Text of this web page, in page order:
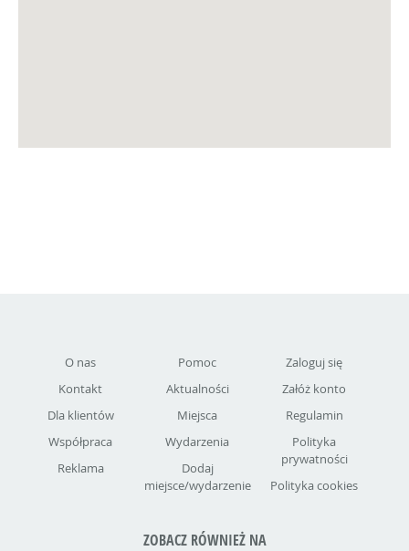
O nas
Kontakt
Dla klientów
Współpraca
Reklama
Pomoc
Aktualności
Miejsca
Wydarzenia
Dodaj
miejsce/wydarzenie
Zaloguj się
Załóż konto
Regulamin
Polityka
prywatności
Polityka cookies
ZOBACZ RÓWNIEŻ NA